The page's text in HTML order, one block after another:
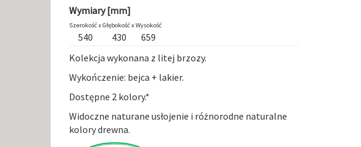
Wymiary [mm]
Szerokość xGłębokość xWysokość
540 430
659
Kolekcja wykonana z litej brzozy.
Wykończenie: bejca + lakier.
Dostępne 2 kolory.*
Widoczne naturane usłojenie i różnorodne naturalne
kolory drewna.